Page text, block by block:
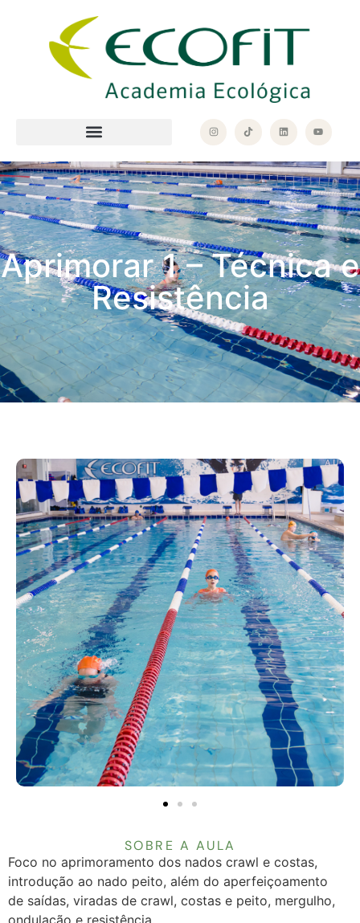
Aprimorar 1 – Técnica e
Resistência
SOBRE A AULA
Foco no aprimoramento dos nados crawl e costas,
introdução ao nado peito, além do aperfeiçoamento
de saídas, viradas de crawl, costas e peito, mergulho,